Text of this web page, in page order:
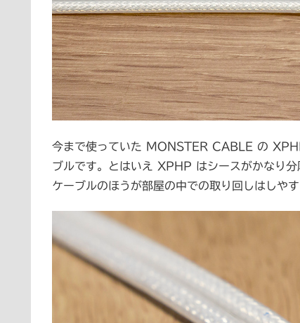
今まで使っていた MONSTER CABLE の
ブルです。とはいえ XPHP はシースがかなり
ケーブルのほうが部屋の中での取り回しはしやす